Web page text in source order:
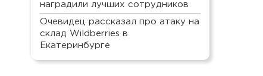
наградили лучших сотрудников
Очевидец рассказал про атаку на
склад Wildberries в
Екатеринбурге